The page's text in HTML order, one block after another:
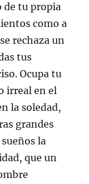
de tu propia
como a
rechaza un
tus
Ocupa tu
irreal en el
la soledad,
grandes
la
que un